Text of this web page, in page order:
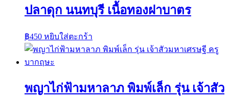
ปลาดุก นนทบุรี เนื้อทองฝาบาตร
฿450 หยิบใส่ตะกร้า
พญาไก่ฟ้ามหาลาภ พิมพ์เล็ก รุ่น เจ้าสัว